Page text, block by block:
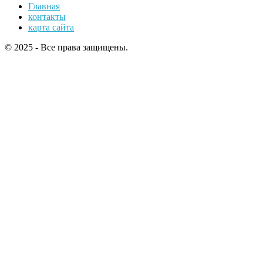
Главная
контакты
карта сайта
© 2025 - Все права защищены.